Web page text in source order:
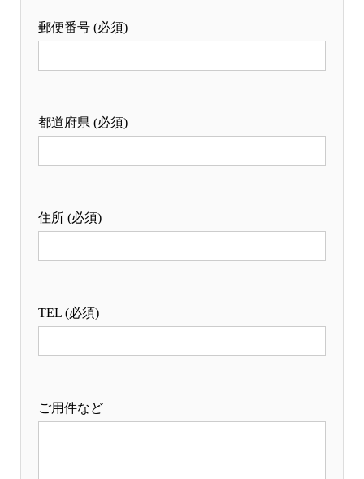
郵便番号 (必須)
都道府県 (必須)
住所 (必須)
TEL (必須)
ご用件など